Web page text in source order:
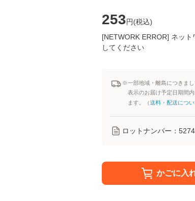
253円(税込)
[NETWORK ERROR] ネッ
してください
※一部地域・離島につきま
表示のお届け予定日期間
ます。（送料・配送につい
ロットナンバー：
かごに入